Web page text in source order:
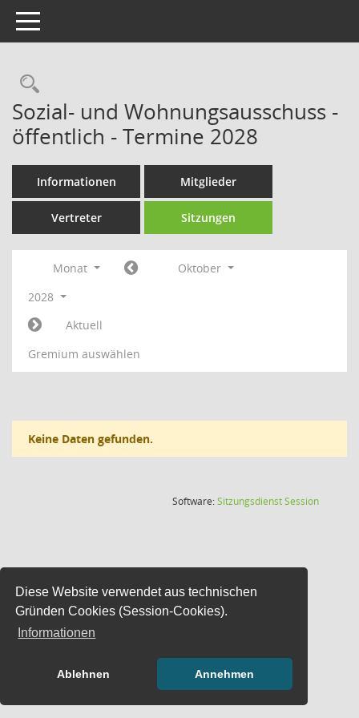
Diese Website verwendet aus technischen
Gründen Cookies (Session-Cookies).
Informationen
Ablehnen Annehmen
Toggle navigation
Rechercheauswahl
Sozial- und Wohnungsausschuss -
öffentlich - Termine 2028
Informationen Mitglieder
Vertreter Sitzungen
Monat
Oktober
2028
Aktuell
Gremium auswählen
Keine Daten gefunden.
Software:SitzungsdienstSession(Wird in